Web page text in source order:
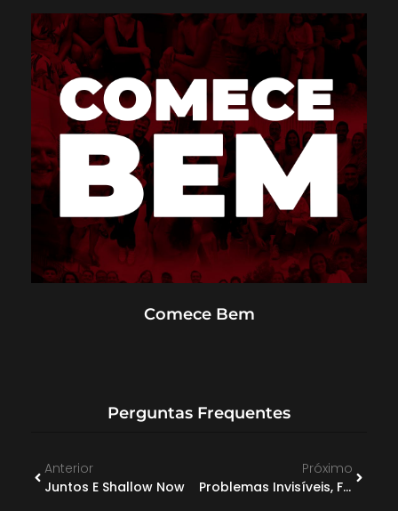
Comece Bem
Perguntas Frequentes
Anterior
Juntos E Shallow Now
Próximo
Problemas Invisíveis, Famílias Reais